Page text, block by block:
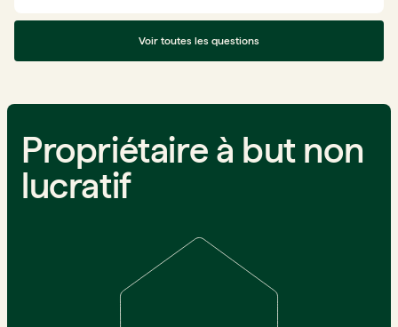
Voir toutes les questions
Propriétaire à but non
lucratif